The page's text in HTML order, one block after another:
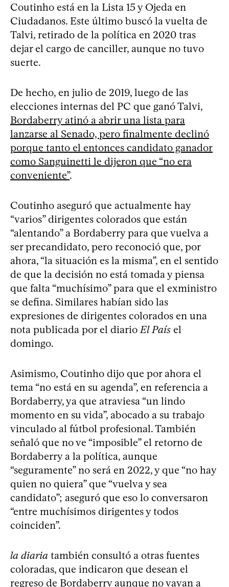
Coutinho está en la Lista 15 y Ojeda en
Ciudadanos. Este último buscó la vuelta de
Talvi, retirado de la política en 2020 tras
dejar el cargo de canciller, aunque no tuvo
suerte.
De hecho, en julio de 2019, luego de las
elecciones internas del PC que ganó Talvi,
Bordaberry atinó a abrir una lista para
lanzarse al Senado, pero finalmente declinó
porque tanto el entonces candidato ganador
como Sanguinetti le dijeron que “no era
conveniente”.
Coutinho aseguró que actualmente hay
“varios” dirigentes colorados que están
“alentando” a Bordaberry para que vuelva a
ser precandidato, pero reconoció que, por
ahora, “la situación es la misma”, en el sentido
de que la decisión no está tomada y piensa
que falta “muchísimo” para que el exministro
se defina. Similares habían sido las
expresiones de dirigentes colorados en una
nota publicada por el diario El País el
domingo.
Asimismo, Coutinho dijo que por ahora el
tema “no está en su agenda”, en referencia a
Bordaberry, ya que atraviesa “un lindo
momento en su vida”, abocado a su trabajo
vinculado al fútbol profesional. También
señaló que no ve “imposible” el retorno de
Bordaberry a la política, aunque
“seguramente” no será en 2022, y que “no hay
quien no quiera” que “vuelva y sea
candidato”; aseguró que eso lo conversaron
“entre muchísimos dirigentes y todos
coinciden”.
la diaria también consultó a otras fuentes
coloradas, que indicaron que desean el
regreso de Bordaberry aunque no vayan a